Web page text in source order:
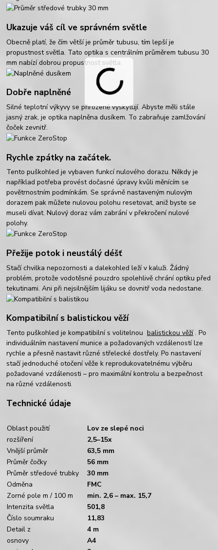
Ukazuje váš cíl ve správném světle
Obecně platí, že čím větší je průměr tubusu, tím lepší je
propustnost světla. Tato optika s centrálním průměrem tubusu 30
mm nabízí dobrou propustnost světla.
Dobře naplněné
Silné teplotní výkyvy se přirozeně vyskytují. Abyste měli stále
jasný zrak, je optika naplněna dusíkem. To zabraňuje zamlžování
čoček zevnitř.
Rychle zpátky na začátek.
Tento puškohled je vybaven funkcí nulového dorazu. Někdy je
například potřeba provést dočasné úpravy kvůli měnícím se
povětrnostním podmínkám. Se správně nastaveným nulovým
dorazem pak můžete nulovou polohu resetovat, aniž byste se
museli dívat. Nulový doraz vám zabrání v překročení nulové
polohy.
Přežije potok i neustálý déšť
Stačí chvilka nepozornosti a dalekohled leží v kaluži. Žádný
problém, protože vodotěsné pouzdro spolehlivě chrání optiku před
tekutinami. Ani při nejsilnějším lijáku se dovnitř voda nedostane.
Kompatibilní s balistickou věží
Tento puškohled je kompatibilní s volitelnoubalistickou věží. Po
individuálním nastavení munice a požadovaných vzdáleností lze
rychle a přesně nastavit různé střelecké dostřely. Po nastavení
stačí jednoduché otočení věže k reprodukovatelnému výběru
požadované vzdálenosti – pro maximální kontrolu a bezpečnost
na různé vzdálenosti.
Technické údaje
Oblast použití
Lov ze slepé noci
rozšíření
2,5–15x
Vnější průměr
63,5 mm
Průměr čočky
56 mm
Průměr středové trubky
30 mm
Odměna
FMC
Zorné pole m / 100 m
min. 2,6 – max. 15,7
Intenzita světla
501,8
Číslo soumraku
11,83
Detail z
4 m
osnovy
A4